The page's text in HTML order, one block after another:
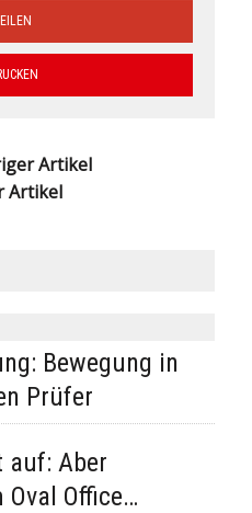
Artikel
Artikel
Bewegung in
Prüfer
auf: Aber
Oval Office…